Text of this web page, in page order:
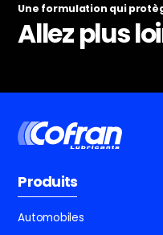
Une formulation qui
Allez plus
Produits
Automobiles